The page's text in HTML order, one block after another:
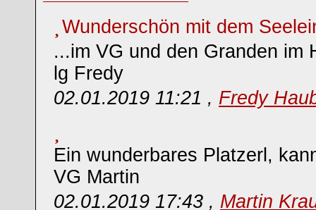
Wunderschön mit dem
...im VG und den Granden im
lg Fredy
02.01.2019 11:21 , Fredy
Ein wunderbares Platzerl,
VG Martin
02.01.2019 17:43 , Martin